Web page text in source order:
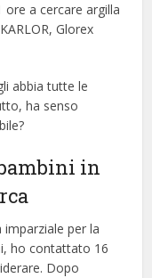
a cercare argilla
Glorex
abbia tutte le
ha senso
in
per la
​​ho contattato 16
Dopo